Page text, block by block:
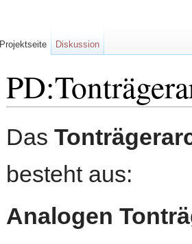
Das
besteht aus:
Analogen
Projektseite Diskussion